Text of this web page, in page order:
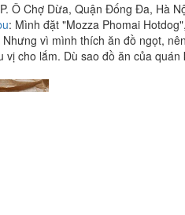
Ô Chợ Dừa, Quận Đống Đa, Hà
: Mình đặt "Mozza Phomai
Nhưng vì mình thích ăn đồ ngọt,
vị cho lắm. Dù sao đồ ăn của quán